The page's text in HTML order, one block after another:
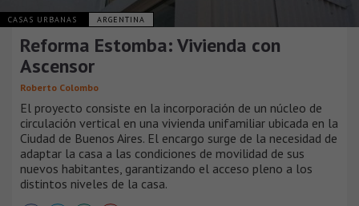
CASAS URBANAS ARGENTINA
Reforma Estomba: Vivienda con
Ascensor
Roberto Colombo
El proyecto consiste en la incorporación de un núcleo de
circulación vertical en una vivienda unifamiliar ubicada en la
Ciudad de Buenos Aires. El encargo surge de la necesidad de
adaptar la casa a las condiciones de movilidad de sus
nuevos habitantes, garantizando el acceso pleno a los
distintos niveles de la casa.